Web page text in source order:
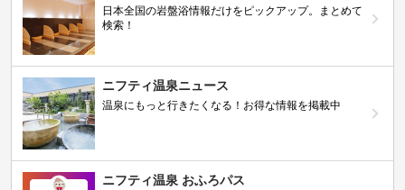
日本全国の岩盤浴情報だけをピックアップ。まとめて
検索！
ニフティ温泉ニュース
温泉にもっと行きたくなる！お得な情報を掲載中
ニフティ温泉 おふろパス